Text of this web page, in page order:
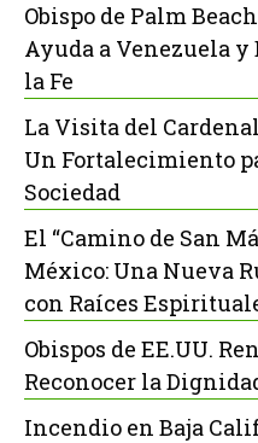
Obispo de Palm
Ayuda a Venezuela
la Fe
La Visita del
Un Fortalecimiento
Sociedad
El “Camino de San
México: Una Nueva
con Raíces
Obispos de EE.UU.
Reconocer la
Incendio en Baja